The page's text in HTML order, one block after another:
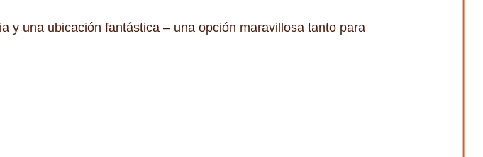
y una ubicación fantástica – una opción maravillosa tanto para